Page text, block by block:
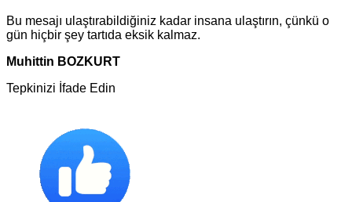
Bu mesajı ulaştırabildiğiniz kadar insana ulaştırın, çünkü o
gün hiçbir şey tartıda eksik kalmaz.
Muhittin BOZKURT
Tepkinizi İfade Edin